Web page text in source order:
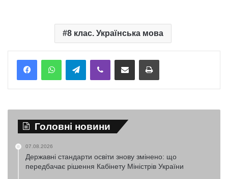
8 клас. Українська мова
TelegramViber Надіслати електронною поштоюНадрукувати
Головні новини
07.08.2026
Державні стандарти освіти знову змінено: що
передбачає рішення Кабінету Міністрів України